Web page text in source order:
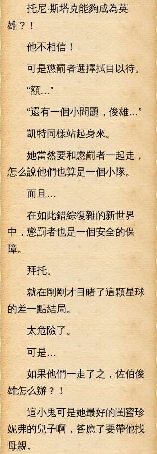
托尼·斯塔克能夠成為英
雄？！
他不相信！
可是懲罰者選擇拭目以待。
“額…”
“還有一個小問題，俊雄…”
凱特同樣站起身來。
她當然要和懲罰者一起走，
怎么說他們也算是一個小隊。
而且…
在如此錯綜復雜的新世界
中，懲罰者也是一個安全的保
障。
拜托。
就在剛剛才目睹了這顆星球
的差一點結局。
太危險了。
可是…
如果他們一走了之，佐伯俊
雄怎么辦？！
這小鬼可是她最好的閨蜜珍
妮弗的兒子啊，答應了要帶他找
母親。